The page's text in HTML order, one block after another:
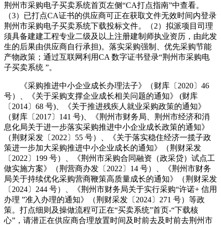
荆州市采购电子买卖系统首页左侧“CA打点指南”中查看。
（3）已打点CA证书的供应商可正在获取文件无效时间内登录
荆州市采购电子买卖系统下载投标文件。（2）拟派项目司理
须具备建建工程专业二级及以上注册建制师执业资历，由此发
生的后果由供应商自行承担)。落实采购强制、优先采购节能
产物政策；通过互联网利用CA 数字证书登录“荆州市采购电
子买卖系统 ”。
《采购推进中小企业成长办理法子》（财库〔2020〕46
号）、《关于采购支撑企业成长相关问题的通知》 (财库
〔2014〕68 号)、《关于推进残疾人就业采购政策的通知》
（财库〔2017〕141 号)、《荆州市财务局、荆州市经济和消
息化局关于进一步落实采购推进中小企业成长政策的通知》
（荆财采发〔2022〕55 号）、《关于落实稳住经济一揽子政
策进一步加大采购推进中小企业成长的通知》（荆财采发
〔2022〕199 号）、《荆州市采购合同融资（政采贷）试点工
做实施方案》（荆营商办发〔2022〕14 号）、《荆州市财务
局关于持续优化采购营商鞭策高质量成长的通知》（荆财采发
〔2024〕244 号）、《荆州市财务局关于实行采购“许诺+ 信用
办理 ”准入办理的通知》（荆财采发〔2024〕271 号）等政
策。打点细则及操做流程可正在“买卖系统”首页-“下载核
心”，请潜正在供应商合理放置时间及时前去及时前去荆州市